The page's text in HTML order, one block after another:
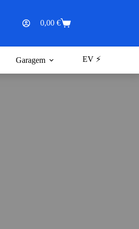
Carrinho
compras
0,00 €
Garagem EV ⚡